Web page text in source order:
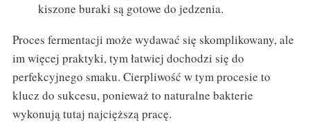
kiszone buraki są gotowe do jedzenia.
Proces fermentacji może wydawać się skomplikowany, ale
im więcej praktyki, tym łatwiej dochodzi się do
perfekcyjnego smaku. Cierpliwość w tym procesie to
klucz do sukcesu, ponieważ to naturalne bakterie
wykonują tutaj najcięższą pracę.